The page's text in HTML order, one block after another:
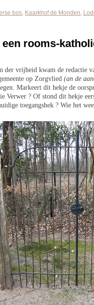
bos, Kaarkhof de Monden,
rooms-
der vrijheid kwam de redactie
op Zorgvlied (an de
Markeert dit hekje de
Verwer ? Of stond dit hekje
toegangshek ? Wie het